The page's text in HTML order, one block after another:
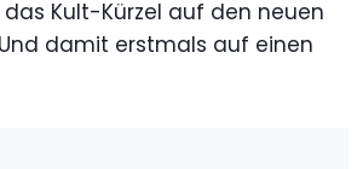
Kult-Kürzel auf den neuen
Und damit erstmals auf einen